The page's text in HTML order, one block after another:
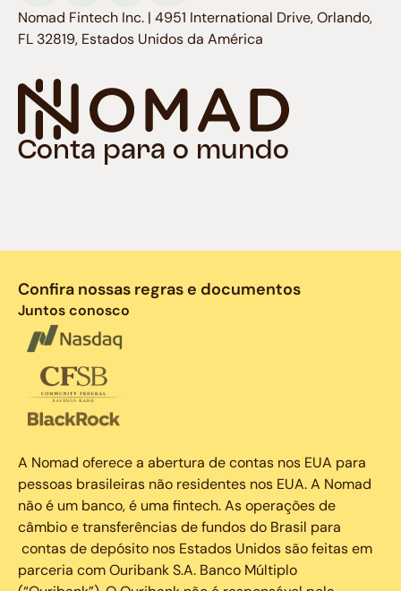
Conta para o mundo
Nomad Fintech Inc. | 4951 International Drive, Orlando,
FL 32819, Estados Unidos da América
Confira nossas regras e documentos
Juntos conosco
A Nomad oferece a abertura de contas nos EUA para
pessoas brasileiras não residentes nos EUA. A Nomad
não é um banco, é uma fintech. As operações de
câmbio e transferências de fundos do Brasil para
contas de depósito nos Estados Unidos são feitas em
parceria com Ouribank S.A. Banco Múltiplo